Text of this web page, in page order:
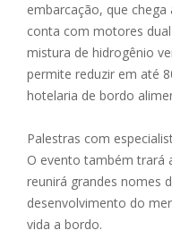
embarcação, que chega
conta com motores
mistura de hidrogênio
permite reduzir em até
hotelaria de bordo
Palestras com
O evento também trará
reunirá grandes nomes
desenvolvimento do
vida a bordo.